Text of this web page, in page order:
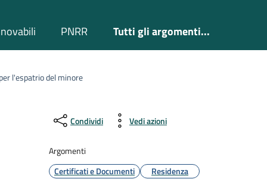
PNRR Tutti gli argomenti...
l'espatrio del minore
Condividi Vedi azioni
Argomenti
Certificati e Documenti
Residenza